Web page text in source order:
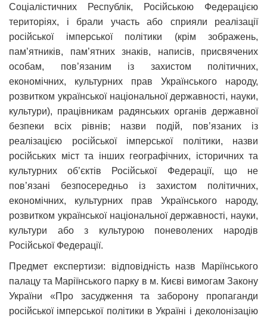
Соціалістичних Республік, Російською Федерацією
територіях, і брали участь або сприяли реалізації
російської імперської політики (крім зображень,
пам’ятників, пам’ятних знаків, написів, присвячених
особам, пов’язаним із захистом політичних,
економічних, культурних прав Українського народу,
розвитком української національної державності, науки,
культури), працівникам радянських органів державної
безпеки всіх рівнів; назви подій, пов’язаних із
реалізацією російської імперської політики, назви
російських міст та інших географічних, історичних та
культурних об’єктів Російської Федерації, що не
пов’язані безпосередньо із захистом політичних,
економічних, культурних прав Українського народу,
розвитком української національної державності, науки,
культури або з культурою поневолених народів
Російської Федерації.
Предмет експертизи: відповідність назв Маріїнського
палацу та Маріїнського парку в м. Києві вимогам Закону
України «Про засудження та заборону пропаганди
російської імперської політики в Україні і деколонізацію